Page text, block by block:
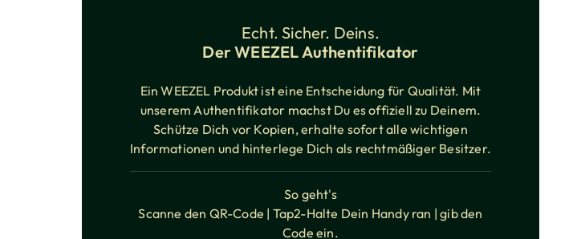
Echt. Sicher. Deins.
Der WEEZEL Authentifikator
Ein WEEZEL Produkt ist eine Entscheidung für Qualität. Mit
unserem Authentifikator machst Du es offiziell zu Deinem.
Schütze Dich vor Kopien, erhalte sofort alle wichtigen
Informationen und hinterlege Dich als rechtmäßiger Besitzer.
So geht's
Scanne den QR-Code | Tap2-Halte Dein Handy ran | gib den
Code ein.